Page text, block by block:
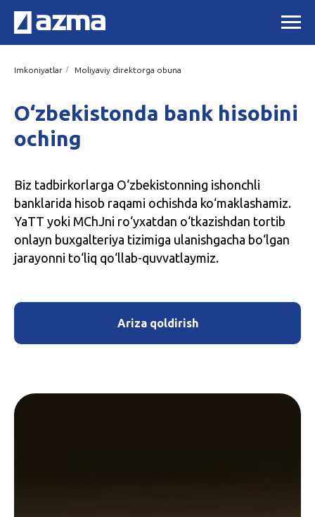
Imkoniyatlar / Moliyaviy direktorga obuna
O‘zbekistonda bank hisobini
oching
Biz tadbirkorlarga O‘zbekistonning ishonchli
banklarida hisob raqami ochishda ko‘maklashamiz.
YaTT yoki MChJni ro‘yxatdan o‘tkazishdan tortib
onlayn buxgalteriya tizimiga ulanishgacha bo‘lgan
jarayonni to‘liq qo‘llab-quvvatlaymiz.
Ariza qoldirish